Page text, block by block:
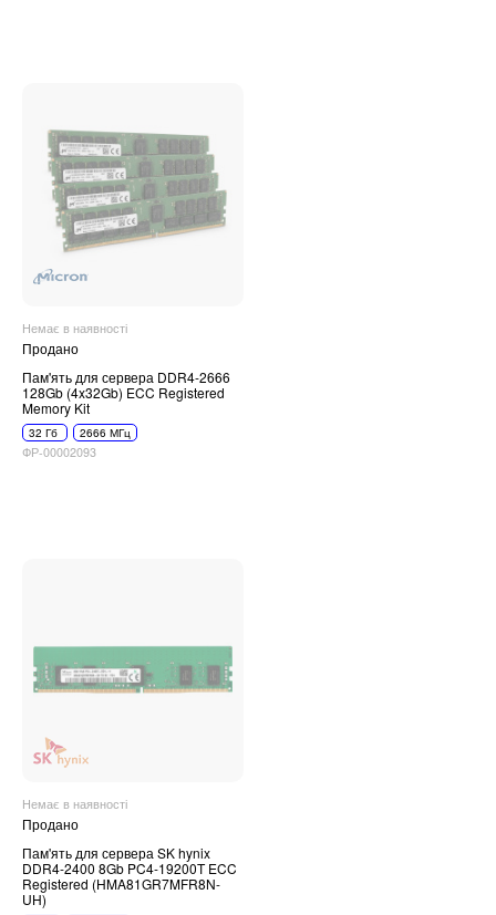
Немає в наявності
Продано
Пам'ять для сервера DDR4-2666
128Gb (4x32Gb) ECC Registered
Memory Kit
32 Гб 2666 МГц
ФР-00002093
Немає в наявності
Продано
Пам'ять для сервера SK hynix
DDR4-2400 8Gb PC4-19200T ECC
Registered (HMA81GR7MFR8N-
UH)